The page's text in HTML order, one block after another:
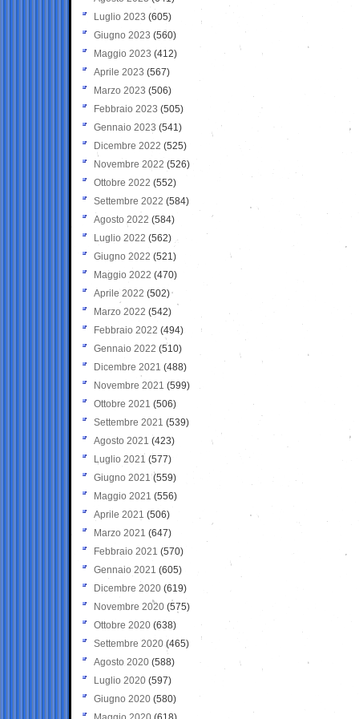
Luglio 2023 (605)
Giugno 2023 (560)
Maggio 2023 (412)
Aprile 2023 (567)
Marzo 2023 (506)
Febbraio 2023 (505)
Gennaio 2023 (541)
Dicembre 2022 (525)
Novembre 2022 (526)
Ottobre 2022 (552)
Settembre 2022 (584)
Agosto 2022 (584)
Luglio 2022 (562)
Giugno 2022 (521)
Maggio 2022 (470)
Aprile 2022 (502)
Marzo 2022 (542)
Febbraio 2022 (494)
Gennaio 2022 (510)
Dicembre 2021 (488)
Novembre 2021 (599)
Ottobre 2021 (506)
Settembre 2021 (539)
Agosto 2021 (423)
Luglio 2021 (577)
Giugno 2021(559)
Maggio 2021 (556)
Aprile 2021 (506)
Marzo 2021 (647)
Febbraio 2021 (570)
Gennaio 2021 (605)
Dicembre 2020 (619)
Novembre 2020 (575)
Ottobre 2020 (638)
Settembre 2020(465)
Agosto 2020 (588)
Luglio 2020 (597)
Giugno 2020 (580)